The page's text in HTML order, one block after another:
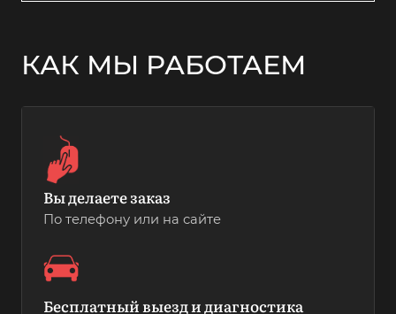
КАК МЫ РАБОТАЕМ
Вы делаете заказ
По телефону или на сайте
Бесплатный выезд и диагностика